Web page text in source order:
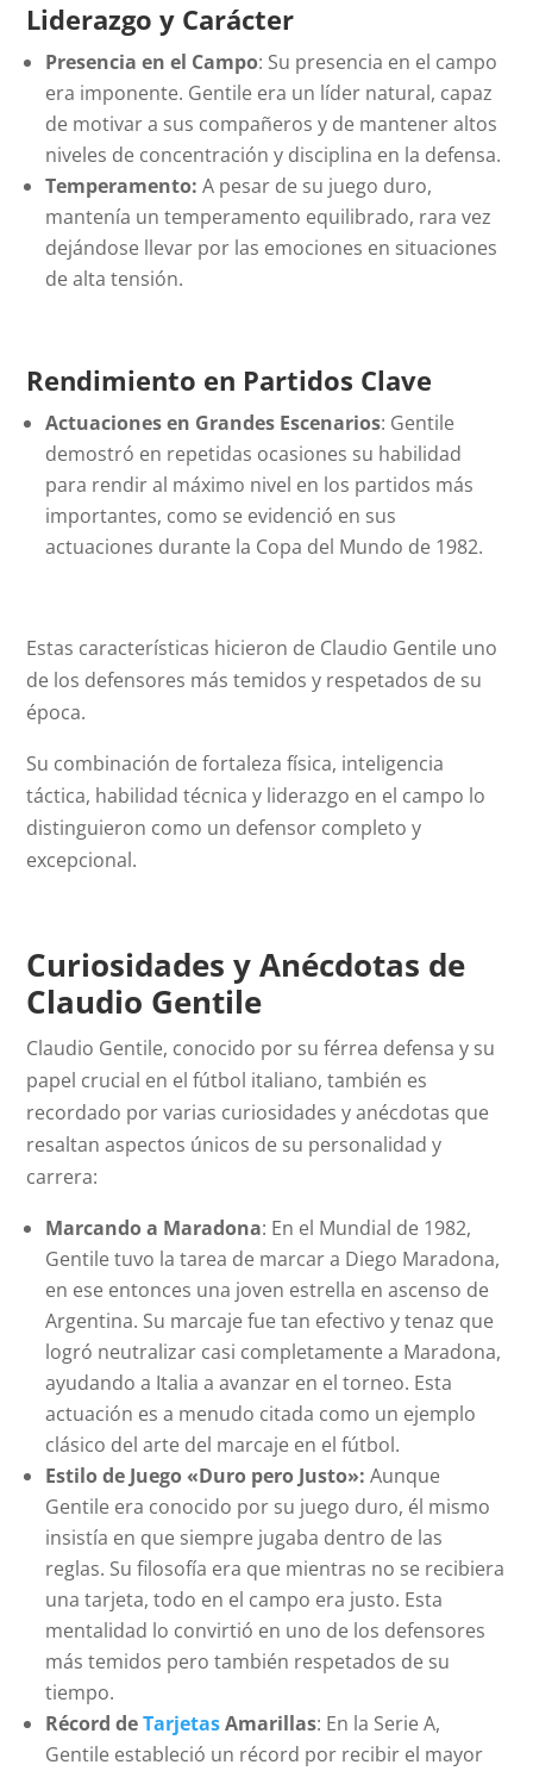
Liderazgo y Carácter
Presencia en el Campo: Su presencia en el campo
era imponente. Gentile era un líder natural, capaz
de motivar a sus compañeros y de mantener altos
niveles de concentración y disciplina en la defensa.
Temperamento:A pesar de su juego duro,
mantenía un temperamento equilibrado, rara vez
dejándose llevar por las emociones en situaciones
de alta tensión.
Rendimiento en Partidos Clave
Actuaciones en Grandes Escenarios: Gentile
demostró en repetidas ocasiones su habilidad
para rendir al máximo nivel en los partidos más
importantes, como se evidenció en sus
actuaciones durante la Copa del Mundo de 1982.
Estas características hicieron de Claudio Gentile uno
de los defensores más temidos y respetados de su
época.
Su combinación de fortaleza física, inteligencia
táctica, habilidad técnica y liderazgo en el campo lo
distinguieron como un defensor completo y
excepcional.
Curiosidades y Anécdotas de
Claudio Gentile
Claudio Gentile, conocido por su férrea defensa y su
papel crucial en el fútbol italiano, también es
recordado por varias curiosidades y anécdotas que
resaltan aspectos únicos de su personalidad y
carrera:
Marcando a Maradona: En el Mundial de 1982,
Gentile tuvo la tarea de marcar a Diego Maradona,
en ese entonces una joven estrella en ascenso de
Argentina. Su marcaje fue tan efectivo y tenaz que
logró neutralizar casi completamente a Maradona,
ayudando a Italia a avanzar en el torneo. Esta
actuación es a menudo citada como un ejemplo
clásico del arte del marcaje en el fútbol.
Estilo de Juego «Duro pero Justo»: Aunque
Gentile era conocido por su juego duro, él mismo
insistía en que siempre jugaba dentro de las
reglas. Su filosofía era que mientras no se recibiera
una tarjeta, todo en el campo era justo. Esta
mentalidad lo convirtió en uno de los defensores
más temidos pero también respetados de su
tiempo.
Récord deTarjetasAmarillas: En la Serie A,
Gentile estableció un récord por recibir el mayor